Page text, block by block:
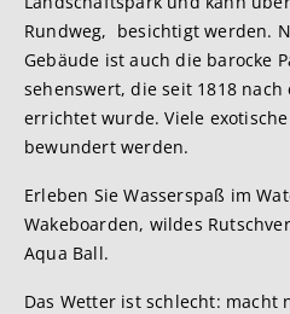
Rundweg, besichtigt werden.
Gebäude ist auch die barocke
sehenswert, die seit 1818
errichtet wurde. Viele
bewundert werden.
Erleben Sie Wasserspaß im
Wakeboarden, wildes
Aqua Ball.
Das Wetter ist schlecht: macht